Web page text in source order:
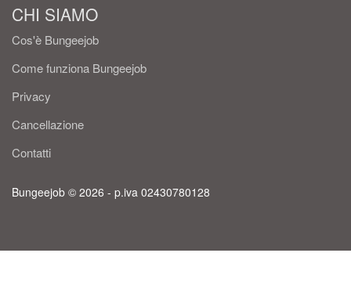
CHI SIAMO
Cos'è Bungeejob
Come funziona Bungeejob
Privacy
Cancellazione
Contatti
Bungeejob © 2026 - p.iva 02430780128